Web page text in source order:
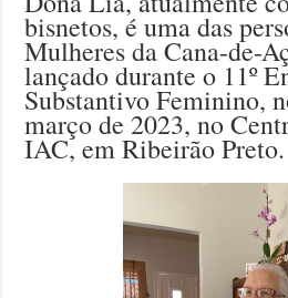
bisnetos, é uma das
Mulheres da Cana-de-
lançado durante o 11º
Substantivo Feminino,
março de 2023, no
IAC, em Ribeirão Preto.